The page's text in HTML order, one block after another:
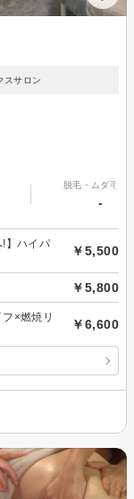
スサロン
脱毛・ムダ毛処
-
!】ハイパ
￥5,500
￥5,800
×燃焼リ
￥6,600